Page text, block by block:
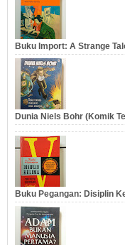
Buku Import: A Strange
Dunia Niels Bohr (Komik
Buku Pegangan: Disiplin